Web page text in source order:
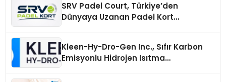
SRV Padel Court, Türkiye’den
Dünyaya Uzanan Padel Kort
Kleen-Hy-Dro-Gen Inc., Sıfır Karbon
Emisyonlu Hidrojen Isıtma